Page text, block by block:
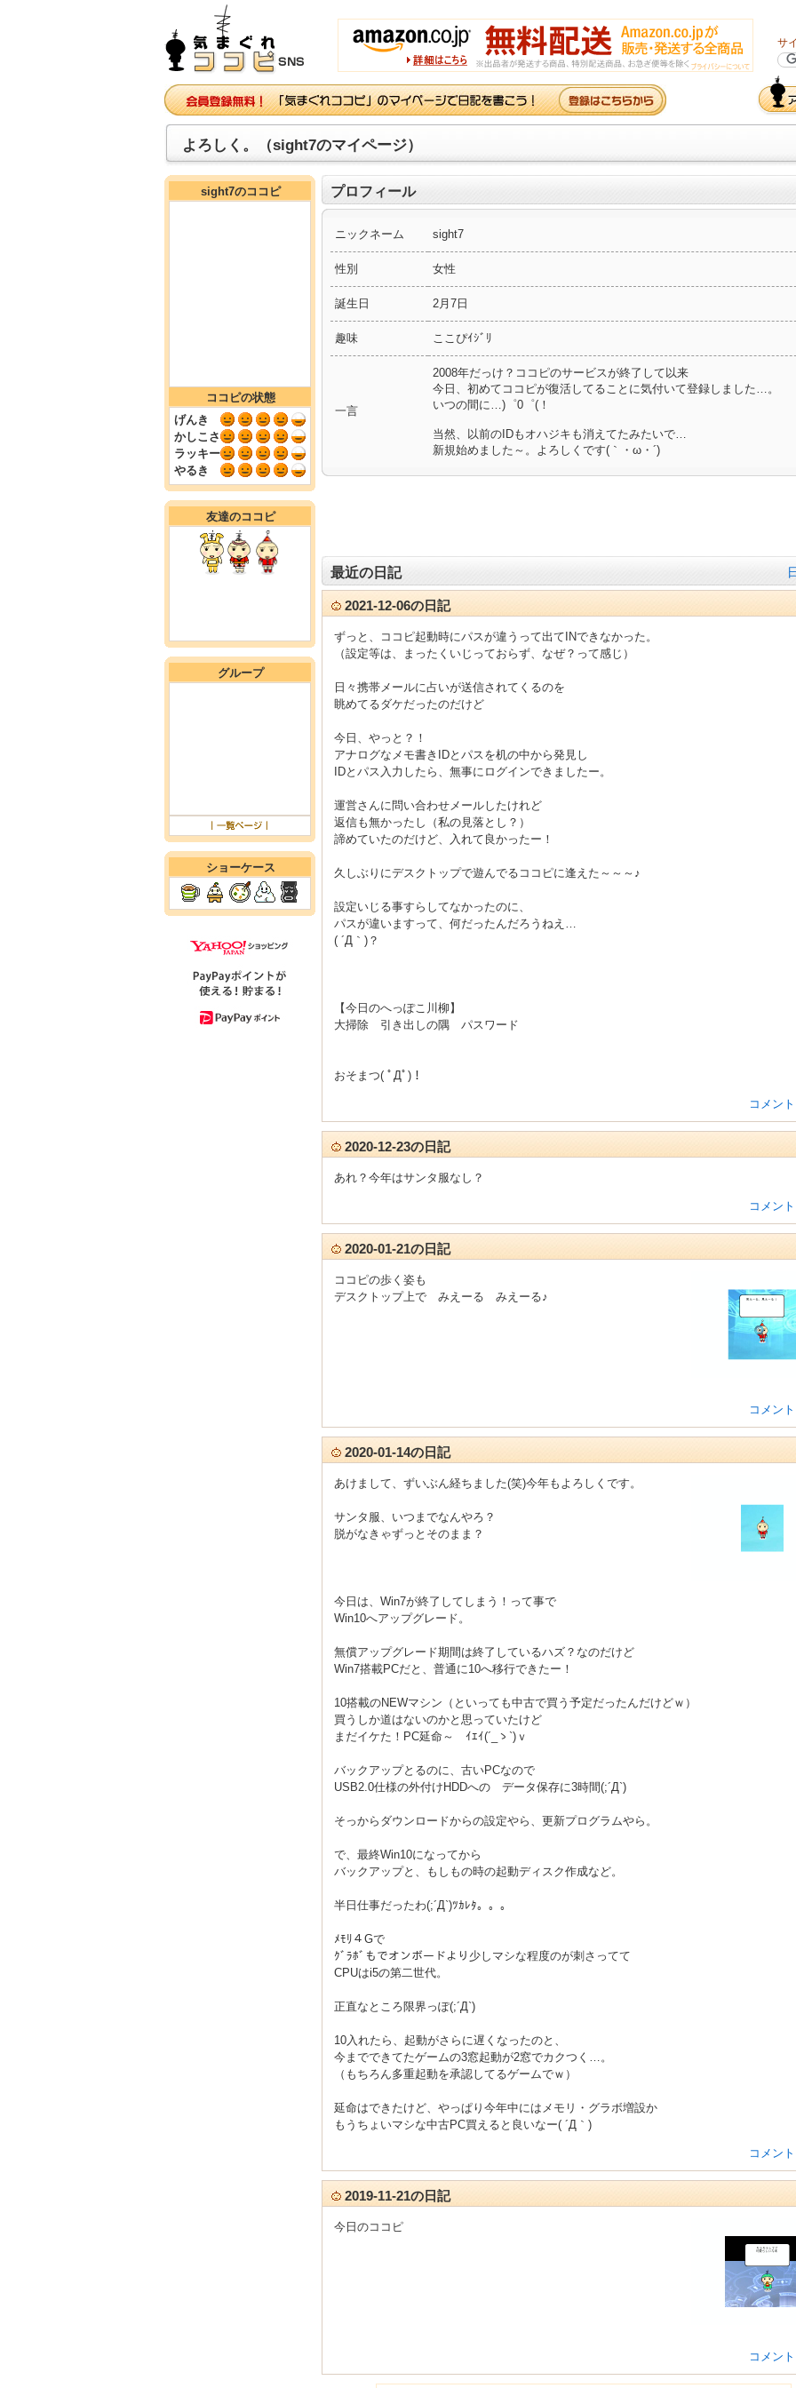
サ
よろしく。（sight7のマイページ）
sight7のココピ
ココピの状態
げんき
かしこさ
ラッキー
やるき
友達のココピ
グループ
ショーケース
プロフィール
ニックネーム sight7
性別 女性
誕生日 2月7日
趣味 ここぴｲｼﾞﾘ
一言
2008年だっけ？ココピのサービスが終了して以来
今日、初めてココピが復活してることに気付いて登録しました…。
いつの間に…)゜0゜(！
当然、以前のIDもオハジキも消えてたみたいで…
新規始めました～。よろしくです(｀・ω・´)
最近の日記
2021-12-06の日記
ずっと、ココピ起動時にパスが違うって出てINできなかった。
（設定等は、まったくいじっておらず、なぜ？って感じ）
日々携帯メールに占いが送信されてくるのを
眺めてるダケだったのだけど
今日、やっと？！
アナログなメモ書きIDとパスを机の中から発見し
IDとパス入力したら、無事にログインできましたー。
運営さんに問い合わせメールしたけれど
返信も無かったし（私の見落とし？）
諦めていたのだけど、入れて良かったー！
久しぶりにデスクトップで遊んでるココピに逢えた～～～♪
設定いじる事すらしてなかったのに、
パスが違いますって、何だったんだろうねえ…
( ´Д｀)？
【今日のへっぽこ川柳】
大掃除 引き出しの隅 パスワード
おそまつ( ﾟДﾟ)！
コメント
2020-12-23の日記
あれ？今年はサンタ服なし？
コメント
2020-01-21の日記
ココピの歩く姿も
デスクトップ上で みえーる みえーる♪
コメント
2020-01-14の日記
あけまして、ずいぶん経ちました(笑)今年もよろしくです。
サンタ服、いつまでなんやろ？
脱がなきゃずっとそのまま？
今日は、Win7が終了してしまう！って事で
Win10へアップグレード。
無償アップグレード期間は終了しているハズ？なのだけど
Win7搭載PCだと、普通に10へ移行できたー！
10搭載のNEWマシン（といっても中古で買う予定だったんだけどｗ）
買うしか道はないのかと思っていたけど
まだイケた！PC延命～ ｲｴｲ(´_ゝ`)ｖ
バックアップとるのに、古いPCなので
USB2.0仕様の外付けHDDへの データ保存に3時間(;´Д`)
そっからダウンロードからの設定やら、更新プログラムやら。
で、最終Win10になってから
バックアップと、もしもの時の起動ディスク作成など。
半日仕事だったわ(;´Д`)ﾂｶﾚﾀ。。。
ﾒﾓﾘ４Gで
ｸﾞﾗﾎﾞもでオンボードより少しマシな程度のが刺さってて
CPUはi5の第二世代。
正直なところ限界っぽ(;´Д`)
10入れたら、起動がさらに遅くなったのと、
今までできてたゲームの3窓起動が2窓でカクつく…。
（もちろん多重起動を承認してるゲームでｗ）
延命はできたけど、やっぱり今年中にはメモリ・グラボ増設か
もうちょいマシな中古PC買えると良いなー( ´Д｀)
コメント
2019-11-21の日記
今日のココピ
コメント